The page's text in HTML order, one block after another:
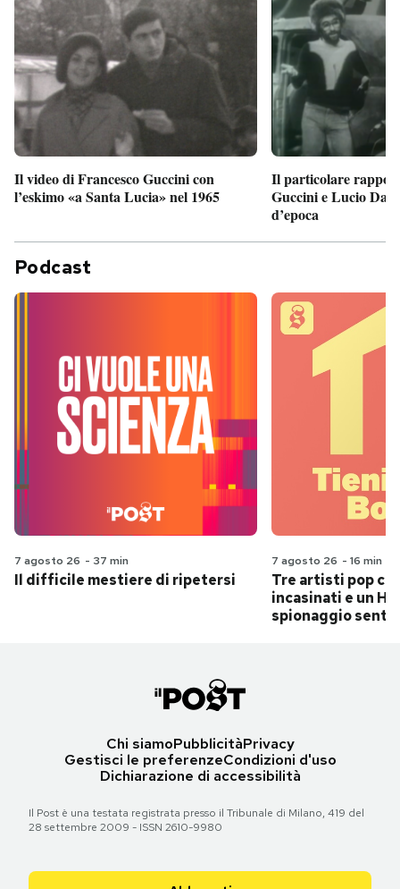
Il video di Francesco Guccini con
l’eskimo «a Santa Lucia» nel 1965
Il particolare
Guccini e Lucio
d’epoca
Podcast
7 agosto 26 - 37 min
Il difficile mestiere di ripetersi
7 agosto 26 - 16 min
Tre artisti pop
incasinati e un
spionaggio
Chi siamoPubblicitàPrivacy
Gestisci le preferenzeCondizioni d'uso
Dichiarazione di accessibilità
Il Post è una testata registrata presso il Tribunale di Milano, 419 del
28 settembre 2009 - ISSN 2610-9980